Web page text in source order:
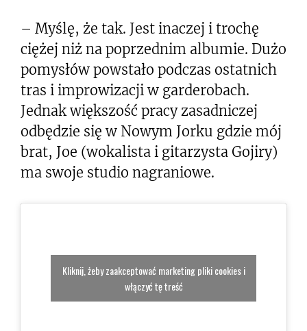
– Myślę, że tak. Jest inaczej i trochę
ciężej niż na poprzednim albumie. Dużo
pomysłów powstało podczas ostatnich
tras i improwizacji w garderobach.
Jednak większość pracy zasadniczej
odbędzie się w Nowym Jorku gdzie mój
brat, Joe (wokalista i gitarzysta Gojiry)
ma swoje studio nagraniowe.
Kliknij, żeby zaakceptować marketing pliki cookies i
włączyć tę treść